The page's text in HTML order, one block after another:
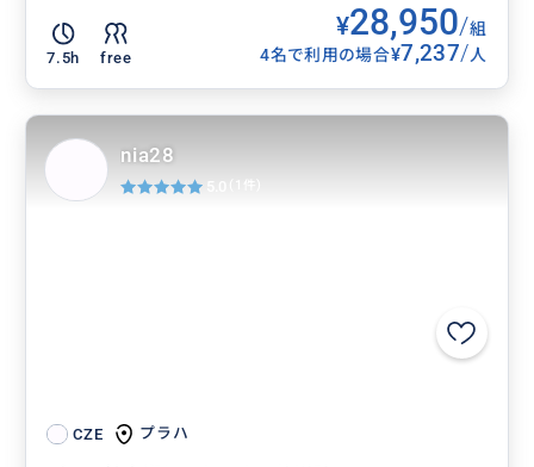
7.5h free
¥28,950/組
4名で利用の場合¥7,237/人
CZE プラハ
nia28
5.0